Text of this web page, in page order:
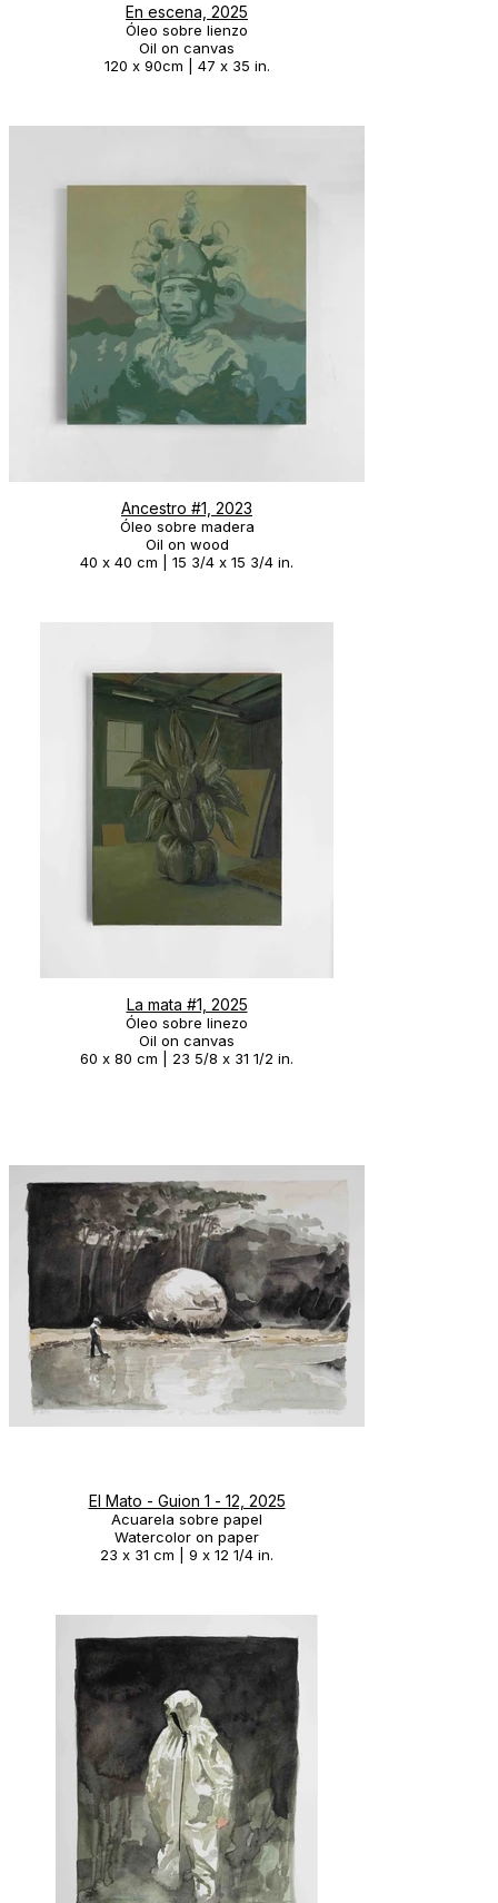
En escena, 2025
Óleo sobre lienzo
Oil on canvas
120 x 90cm | 47 x 35 in.
Ancestro #1, 2023
Óleo sobre madera
Oil on wood
40 x 40 cm | 15 3/4 x 15 3/4 in.
La mata #1, 2025
Óleo sobre linezo
Oil on canvas
60 x 80 cm | 23 5/8 x 31 1/2 in.
El Mato - Guion 1 - 12, 2025
Acuarela sobre papel
Watercolor on paper
23 x 31 cm | 9 x 12 1/4 in.